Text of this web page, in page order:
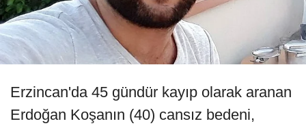
Erzincan'da 45 gündür kayıp olarak aranan
Erdoğan Koşanın (40) cansız bedeni,